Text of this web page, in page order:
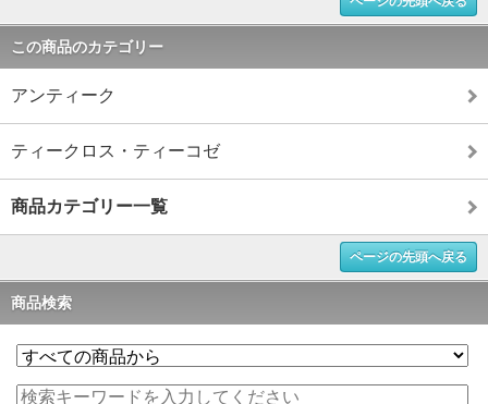
この商品のカテゴリー
アンティーク
ティークロス・ティーコゼ
商品カテゴリー一覧
ページの先頭へ戻る
商品検索